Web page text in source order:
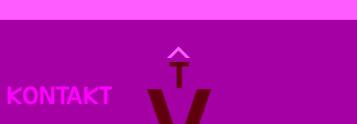
Back
to
KONTAKT